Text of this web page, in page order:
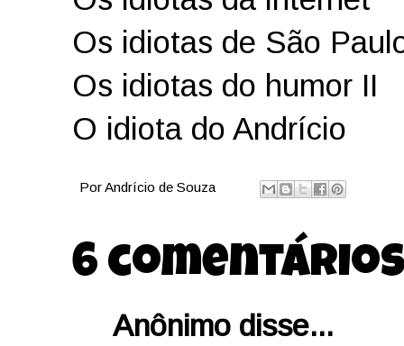
Os idiotas de São
Os idiotas do humor II
O idiota do Andrício
PorAndrício de Souza
6
Anônimo disse...